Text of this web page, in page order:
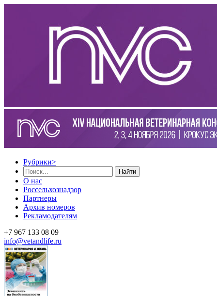
Рубрики>
Найти
О нас
Россельхознадзор
Партнеры
Архив номеров
Рекламодателям
+7 967 133 08 09
info@vetandlife.ru